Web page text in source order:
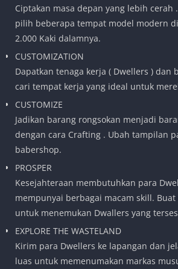
Ciptakan masa depan yang lebih
pilih beberapa tempat model modern
2.000 Kaki dalamnya.
CUSTOMIZATION
Dapatkan tenaga kerja ( Dwellers ) dan
cari tempat kerja yang ideal untuk
CUSTOMIZE
Jadikan barang rongsokan menjadi
dengan cara Crafting . Ubah tampilan
babershop.
PROSPER
Kesejahteraan membutuhkan para
mempunyai berbagai macam skill.
untuk menemukan Dwallers yang
EXPLORE THE WASTELAND
Kirim para Dwellers ke lapangan dan
luas untuk memenumakan markas